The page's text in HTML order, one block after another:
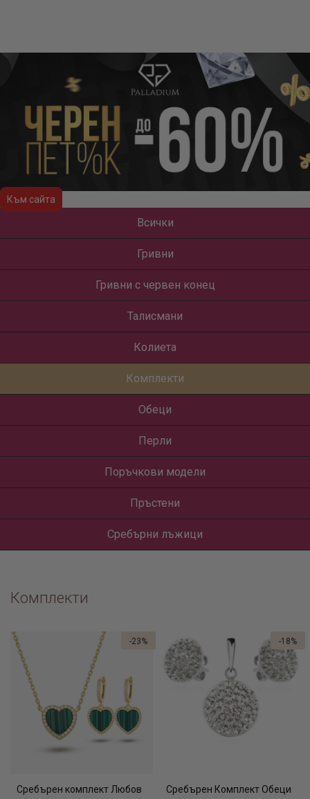
Към сайта
Всички
Гривни
Гривни с червен конец
Талисмани
Колиета
Комплекти
Обеци
Перли
Поръчкови модели
Пръстени
Сребърни лъжици
Комплекти
Сребърен комплект Любов
-23%
Сребърен Комплект Обеци
-18%